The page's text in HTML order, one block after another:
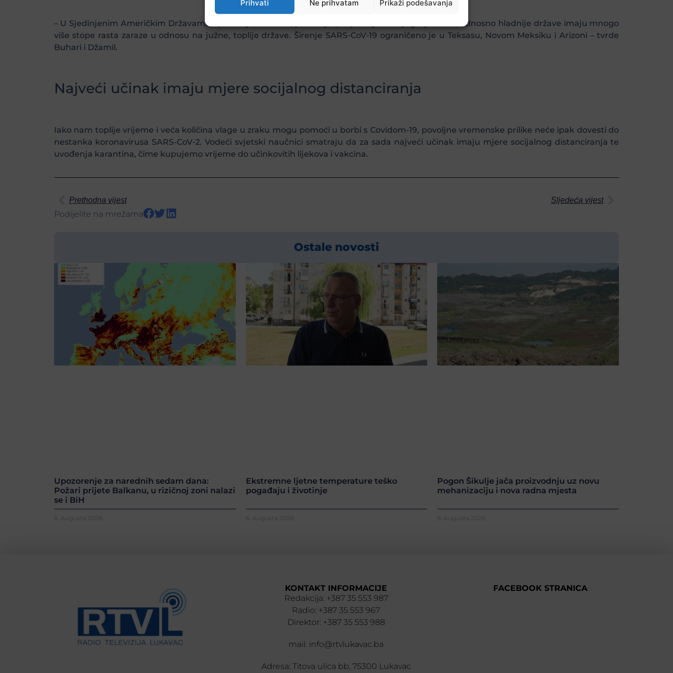
Prihvati Ne prihvatam Prikaži podešavanja
– U Sjedinjenim Američkim Državama epidemija, također, pokazuje podjelu sjever – jug. Sjeverne, odnosno hladnije države imaju mnogo
više stope rasta zaraze u odnosu na južne, toplije države. Širenje SARS-CoV-19 ograničeno je u Teksasu, Novom Meksiku i Arizoni – tvrde
Buhari i Džamil.
Najveći učinak imaju mjere socijalnog distanciranja
Iako nam toplije vrijeme i veća količina vlage u zraku mogu pomoći u borbi s Covidom-19, povoljne vremenske prilike neće ipak dovesti do
nestanka koronavirusa SARS-CoV-2. Vodeći svjetski naučnici smatraju da za sada najveći učinak imaju mjere socijalnog distanciranja te
uvođenja karantina, čime kupujemo vrijeme do učinkovitih lijekova i vakcina.
Prethodna vijest Sljedeća vijest
Podijelite na mrežama
Ostale novosti
Upozorenje za narednih sedam dana:
Požari prijete Balkanu, u rizičnoj zoni nalazi
se i BiH
6. Augusta 2026.
Ekstremne ljetne temperature teško
pogađaju i životinje
6. Augusta 2026.
Pogon Šikulje jača proizvodnju uz novu
mehanizaciju i nova radna mjesta
6. Augusta 2026.
KONTAKT INFORMACIJE
Redakcija: +387 35 553 987
Radio: +387 35 553 967
Direktor: +387 35 553 988
mail: info@rtvlukavac.ba
Adresa: Titova ulica bb, 75300 Lukavac
FACEBOOK STRANICA